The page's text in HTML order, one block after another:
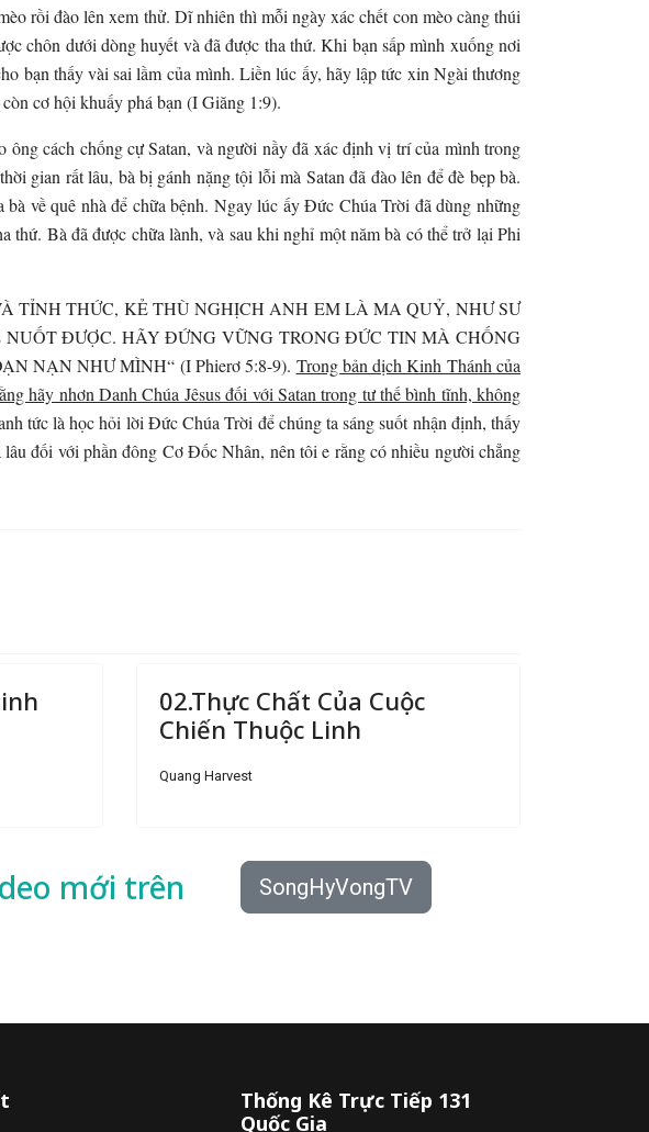
rồi đào lên xem thử. Dĩ nhiên thì mỗi ngày xác chết con mèo càng thúi
chôn dưới dòng huyết và đã được tha thứ. Khi bạn sấp mình xuống nơi
bạn thấy vài sai lầm của mình. Liền lúc ấy, hãy lập tức xin Ngài thương
cơ hội khuấy phá bạn (I Giăng 1:9).
cách chống cự Satan, và người nầy đã xác định vị trí của mình trong
gian rất lâu, bà bị gánh nặng tội lỗi mà Satan đã đào lên để đè bẹp bà.
về quê nhà để chữa bệnh. Ngay lúc ấy Đức Chúa Trời đã dùng những
Bà đã được chữa lành, và sau khi nghỉ một năm bà có thể trở lại Phi
VÀ TỈNH THỨC, KẺ THÙ NGHỊCH ANH EM LÀ MA QUỶ, NHƯ SƯ
ĐƯỢC. HÃY ĐỨNG VỮNG TRONG ĐỨC TIN MÀ CHỐNG
NẠN NHƯ MÌNH“ (I Phierơ 5:8-9). Trong bản dịch Kinh Thánh của
hãy nhơn Danh Chúa Jêsus đối với Satan trong tư thế bình tĩnh, không
tức là học hỏi lời Đức Chúa Trời để chúng ta sáng suốt nhận định, thấy
đối với phần đông Cơ Đốc Nhân, nên tôi e rằng có nhiều người chẳng
02.Thực Chất Của Cuộc
Chiến Thuộc Linh
Quang Harvest
mới trên SongHyVongTV
Thống Kê Trực Tiếp 131
Quốc Gia